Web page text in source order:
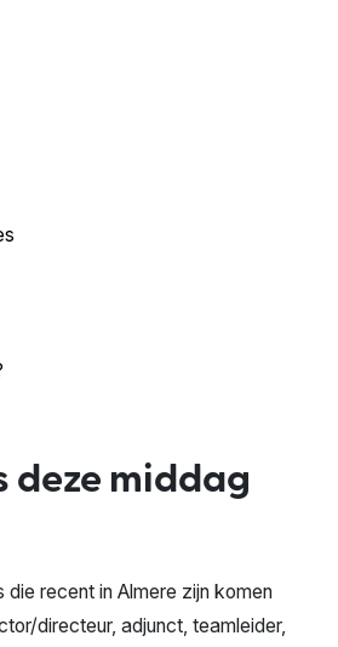
deze middag
die recent in Almere zijn komen
directeur, adjunct, teamleider,